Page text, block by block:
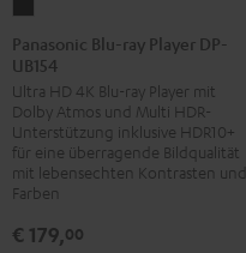
ray
Player
DP-
UB154
Schwarz
Panasonic Blu-ray Player DP-
UB154
Ultra HD 4K Blu-ray Player mit
Dolby Atmos und Multi HDR-
Unterstützung inklusive HDR10+
für eine überragende Bildqualität
mit lebensechten Kontrasten und
Farben
€ 179,00